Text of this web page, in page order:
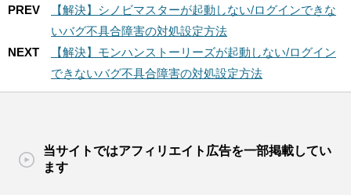
PREV
【解決】シノビマスターが起動しない/ログインできな
いバグ不具合障害の対処設定方法
NEXT
【解決】モンハンストーリーズが起動しない/ログイン
できないバグ不具合障害の対処設定方法
当サイトではアフィリエイト広告を一部掲載してい
ます